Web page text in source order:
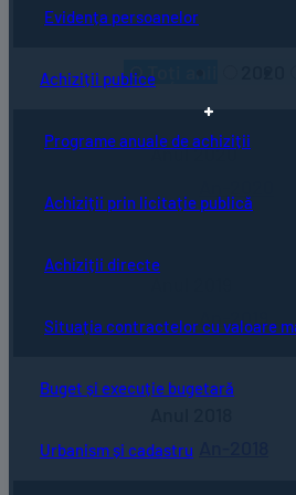
Evidența persoanelor
Achiziții publice
Programe anuale de achiziții
Achiziții prin licitație publică
Achiziții directe
Situația contractelor cu valoare
Buget și execuție bugetară
Urbanism și cadastru
Toți anii
Anul 2020
An-2019